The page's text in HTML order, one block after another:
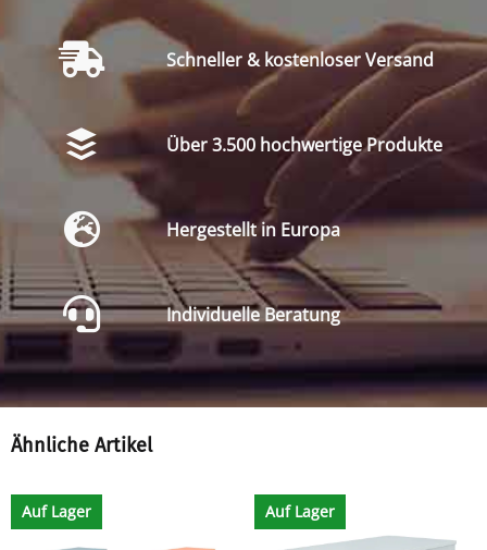
Schneller & kostenloser Versand
Über 3.500 hochwertige Produkte
Hergestellt in Europa
Individuelle Beratung
Ähnliche Artikel
Auf Lager Auf Lager